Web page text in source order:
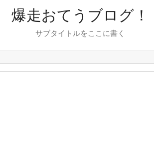
爆走おてうブログ！
サブタイトルをここに書く